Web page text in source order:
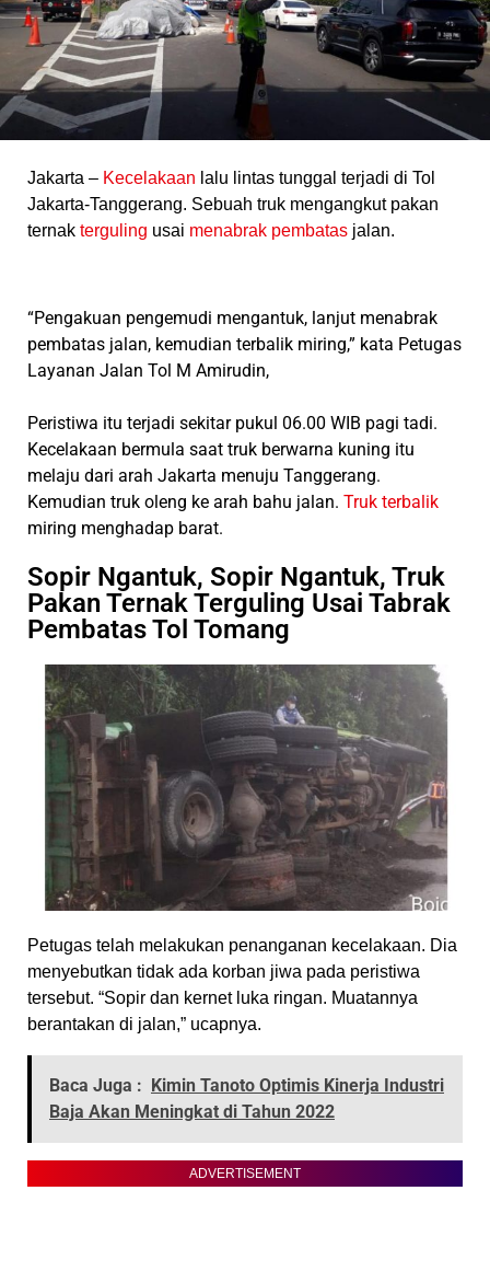
Jakarta – Kecelakaan lalu lintas tunggal terjadi di Tol
Jakarta-Tanggerang. Sebuah truk mengangkut pakan
ternak terguling usai menabrak pembatas jalan.
“Pengakuan pengemudi mengantuk, lanjut menabrak
pembatas jalan, kemudian terbalik miring,” kata Petugas
Layanan Jalan Tol M Amirudin,
Peristiwa itu terjadi sekitar pukul 06.00 WIB pagi tadi.
Kecelakaan bermula saat truk berwarna kuning itu
melaju dari arah Jakarta menuju Tanggerang.
Kemudian truk oleng ke arah bahu jalan. Truk terbalik
miring menghadap barat.
Sopir Ngantuk, Sopir Ngantuk, Truk
Pakan Ternak Terguling Usai Tabrak
Pembatas Tol Tomang
Petugas telah melakukan penanganan kecelakaan. Dia
menyebutkan tidak ada korban jiwa pada peristiwa
tersebut. “Sopir dan kernet luka ringan. Muatannya
berantakan di jalan,” ucapnya.
Baca Juga : Kimin Tanoto Optimis Kinerja Industri
Baja Akan Meningkat di Tahun 2022
ADVERTISEMENT